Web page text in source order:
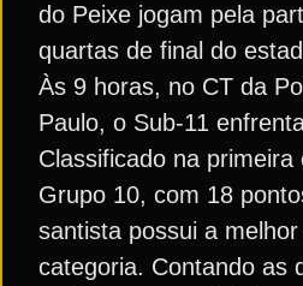
do Peixe jogam pela
quartas de final do
Às 9 horas, no CT da
Paulo, o Sub-11
Classificado na primeira
Grupo 10, com 18
santista possui a
categoria. Contando as